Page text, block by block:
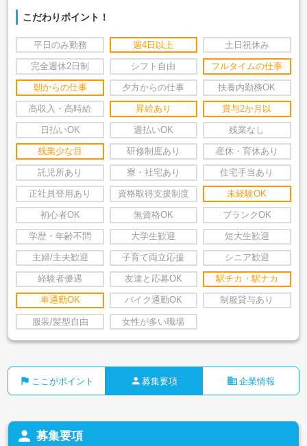
こだわりポイント！
平日のみ勤務 週4日以上 土日祝休み
完全週休2日制 シフト自由 フルタイムの仕事
朝からの仕事 夕方からの仕事 扶養内勤務OK
高収入・高時給 昇給あり 賞与2か月以
日払いOK 週払いOK 残業なし
残業少な目 研修制度あり 産休・育休あり
託児所あり 寮・社宅あり 住宅手当あり
正社員登用あり 資格取得支援制度 未経験OK
初心者OK 無資格OK ブランクOK
学歴・年齢不問 大学生歓迎 短大生歓迎
主婦/主夫歓迎 子育て両立応援 シニア歓迎
経験者優遇 友達と応募OK 駅チカ・駅ナカ
車通勤OK バイク通勤OK 制服貸与あり
服装/髪型自由 女性が多い職場
flag ここがポイント person 募集要項 business 企業情報
person 募集要項